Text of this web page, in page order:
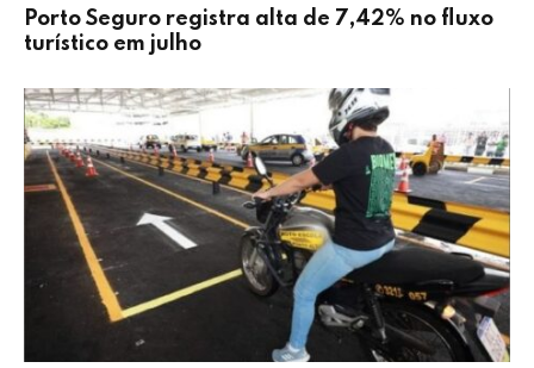
Porto Seguro registra alta de 7,42% no fluxo
turístico em julho